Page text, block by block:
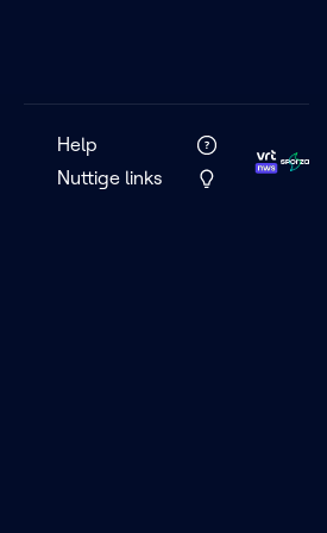
Help
Nuttige links